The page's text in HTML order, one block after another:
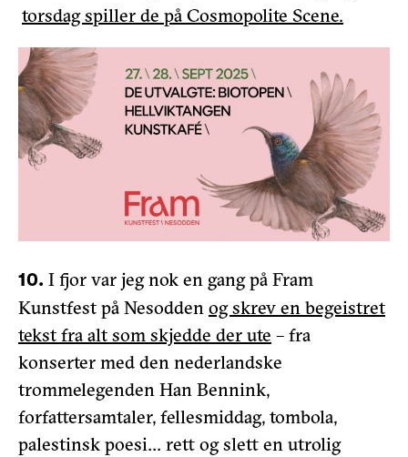
torsdag spiller de på Cosmopolite Scene.
10. I fjor var jeg nok en gang på Fram
Kunstfest på Nesodden og skrev en begeistret
tekst fra alt som skjedde der ute – fra
konserter med den nederlandske
trommelegenden Han Bennink,
forfattersamtaler, fellesmiddag, tombola,
palestinsk poesi… rett og slett en utrolig